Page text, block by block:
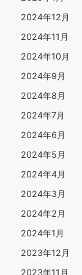
2024年12月
2024年11月
2024年10月
2024年9月
2024年8月
2024年7月
2024年6月
2024年5月
2024年4月
2024年3月
2024年2月
2024年1月
2023年12月
2023年11月